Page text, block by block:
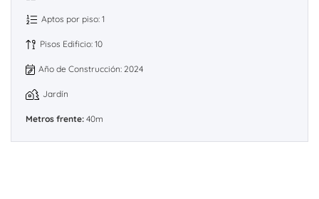
Aptos por piso: 1
Pisos Edificio: 10
Año de Construcción: 2024
Jardín
Metros frente: 40m